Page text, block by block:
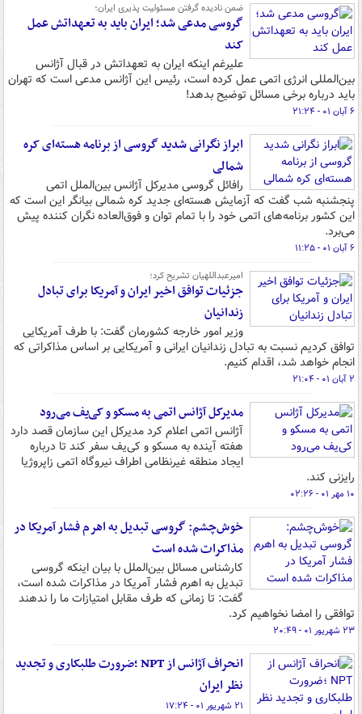
ضمن نادیده گرفتن مسئولیت پذیری ایران؛
گروسی مدعی شد؛ ایران باید به تعهداتش عمل
کند
علیرغم اینکه ایران به تعهداتش در قبال آژانس
بین‌المللی انرژی اتمی عمل کرده است، رئیس این آژانس مدعی است که تهران
باید درباره برخی مسائل توضیح بدهد!
۶ آبان ۰۱ - ۲۱:۲۴
ابراز نگرانی شدید گروسی از برنامه هسته‌ای کره
شمالی
رافائل گروسی مدیرکل آژانس بین‌الملل اتمی
پنجشنبه شب گفت که آزمایش هسته‌ای جدید کره شمالی بیانگر این است که
این کشور برنامه‌های اتمی خود را با تمام توان و فوق‌العاده نگران کننده پیش
می‌برد.
۶ آبان ۰۱ - ۱۱:۲۵
امیرعبداللهیان تشریح کرد؛
جزئیات توافق اخیر ایران و آمریکا برای تبادل
زندانیان
وزیر امور خارجه کشورمان گفت: با طرف آمریکایی
توافق کردیم نسبت به تبادل زندانیان ایرانی و آمریکایی بر اساس مذاکراتی که
انجام خواهد شد، اقدام کنیم.
۲ آبان ۰۱ - ۲۱:۰۴
مدیرکل آژانس اتمی به مسکو و کی‌یف می‌رود
آژانس اتمی اعلام کرد مدیرکل این سازمان قصد دارد
هفته آینده به مسکو و کی‌یف سفر کند تا درباره
ایجاد منطقه غیرنظامی اطراف نیروگاه اتمی زاپروژیا
رایزنی کند.
۱۰ مهر ۰۱ - ۰۲:۲۶
خوش‌چشم: گروسی تبدیل به اهرم فشار آمریکا در
مذاکرات شده است
کارشناس مسائل بین‌الملل با بیان اینکه گروسی
تبدیل به اهرم فشار آمریکا در مذاکرات شده است،
گفت: تا زمانی که طرف مقابل امتیازات ما را ندهند
توافقی را امضا نخواهیم کرد.
۲۳ شهریور ۰۱ - ۲۰:۴۹
انحراف آژانس از NPT ؛ضرورت طلبکاری و تجدید
نظر ایران
۲۱ شهریور ۰۱ - ۱۷:۲۴